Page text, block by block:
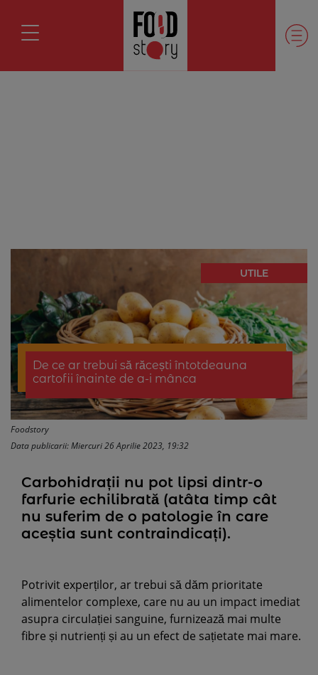
UTILE
De ce ar trebui să răcești întotdeauna
cartofii înainte de a-i mânca
Foodstory
Data publicarii: Miercuri 26 Aprilie 2023, 19:32
Carbohidrații nu pot lipsi dintr-o
farfurie echilibrată (atâta timp cât
nu suferim de o patologie în care
aceștia sunt contraindicați).
Potrivit experților, ar trebui să dăm prioritate
alimentelor complexe, care nu au un impact imediat
asupra circulației sanguine, furnizează mai multe
fibre și nutrienți și au un efect de sațietate mai mare.